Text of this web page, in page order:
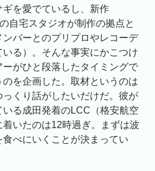
を愛でているし、新作
自宅スタジオが制作の拠点と
バーとのプリプロやレコーデ
る）。そんな事実にかこつけ
がひと段落したタイミングで
を企画した。取材というのは
くり話がしたいだけだ。彼が
る成田発着のLCC（格安航空
いたのは12時過ぎ。まずは波
べにいくことが決まってい